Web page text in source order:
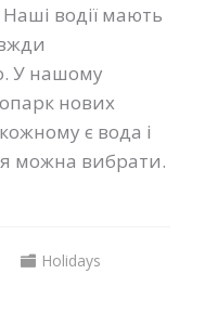
водії мають
У нашому
нових
є вода і
можна вибрати.
Holidays